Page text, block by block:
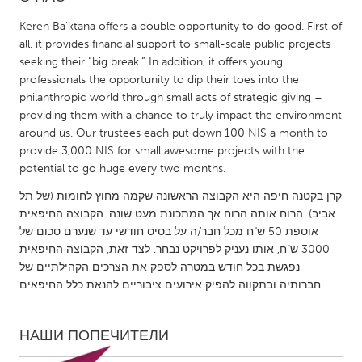
Amherstburg
Kingston
Kitchener-Waterloo
New Glasgow
Newmarket
Ottawa
South Shore
Toronto
MALAYSIA
Kuala Lumpur
NETHERLANDS
Leiden
Rotterdam
Keren Ba’ktana offers a double opportunity to do good. First of
all, it provides financial support to small-scale public projects
seeking their “big break.” In addition, it offers young
professionals the opportunity to dip their toes into the
philanthropic world through small acts of strategic giving –
providing them with a chance to truly impact the environment
around us. Our trustees each put down 100 NIS a month to
provide 3,000 NIS for small awesome projects with the
potential to go huge every two months.
קרן בקטנה חיפה היא הקבוצה הראשונה שקמה מחוץ לחומות (של תל
אביב). הרוח אותה הרוח אך המתכונת מעט שונה. הקבוצה החיפאית
אוספת 50 ש"ח מכל חבר/ה על בסיס חודשי עד שנערם סכום של
3000 ש"ח, אותו נעניק לפרויקט נבחר. לצד זאת, הקבוצה החיפאית
נפגשת בכל חודש במטרה לספק את הצרכים הקהילתיים של
חברותיה ובתקווה להפיק אירועים ציבוריים להנאת כלל החיפאים.
НАШИ ПОПЕЧИТЕЛИ